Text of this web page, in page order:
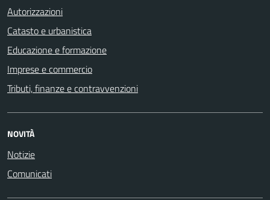
Autorizzazioni
Catasto e urbanistica
Educazione e formazione
Imprese e commercio
Tributi, finanze e contravvenzioni
NOVITÀ
Notizie
Comunicati